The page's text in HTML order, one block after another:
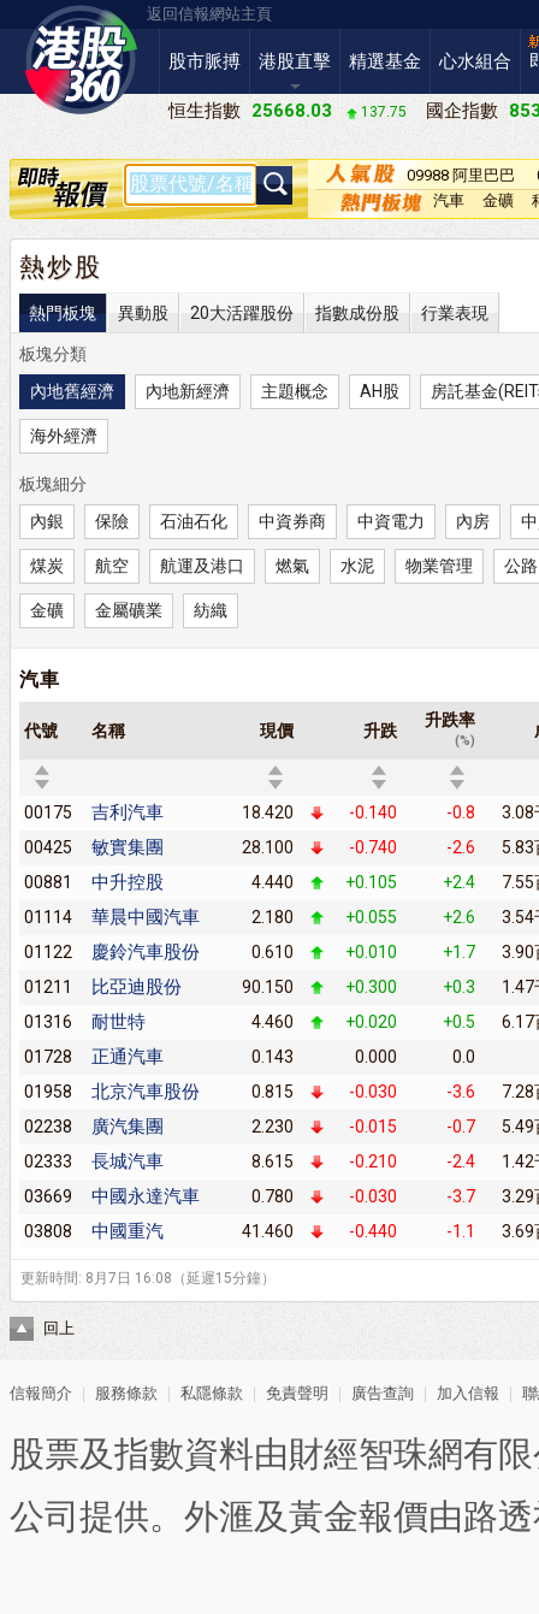
返回信報網站主頁
股市脈搏 港股直擊 精選基金 心水組合
恒生指數 25668.03 137.75 國企指數
09988 阿里巴巴
－Ｗ汽車
金礦
熱炒股
熱門板塊 異動股 20大活躍股份 指數成份股 行業表現
板塊分類
內地舊經濟
內地新經濟 主題概念 AH股 房託基金
海外經濟
板塊細分
內銀
保險 石油石化 中資券商 中資電力 內房
煤炭 航空 航運及港口 燃氣 水泥 物業管理 公路
金礦 金屬礦業 紡織
汽車
代號 名稱 現價 升跌
升跌率
(%)
00175 吉利汽車 18.420 -0.140 -0.8
3.08
00425
敏實集團 28.100 -0.740 -2.6
5.83
00881
中升控股 4.440 +0.105 +2.4
7.55
01114
華晨中國汽車 2.180 +0.055 +2.6
3.54
01122
慶鈴汽車股份 0.610 +0.010 +1.7
3.90
01211
比亞迪股份 90.150 +0.300 +0.3
1.47
01316
耐世特 4.460 +0.020 +0.5
6.17
01728
正通汽車 0.143 0.000
0.0
01958
北京汽車股份 0.815 -0.030 -3.6
7.28
02238
廣汽集團 2.230 -0.015 -0.7
5.49
02333
長城汽車 8.615 -0.210 -2.4
1.42
03669
中國永達汽車 0.780 -0.030 -3.7
3.29
03808
中國重汽 41.460 -0.440 -1.1 3.69
更新時間: 8月7日 16:08（延遲15分鐘）
回上
信報簡介 服務條款 私隱條款 免責聲明 廣告查詢 加入信報
股票及指數資料由財經智珠網有
公司提供。外滙及黃金報價由路